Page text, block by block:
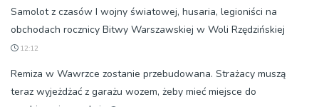
Samolot z czasów I wojny światowej, husaria, legioniści na
obchodach rocznicy Bitwy Warszawskiej w Woli Rzędzińskiej
12:12
Remiza w Wawrzce zostanie przebudowana. Strażacy muszą
teraz wyjeżdżać z garażu wozem, żeby mieć miejsce do